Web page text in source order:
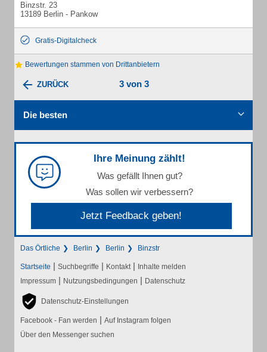
Binzstr. 23
13189 Berlin - Pankow
Gratis-Digitalcheck
Bewertungen stammen von Drittanbietern
ZURÜCK 3 von 3
Die besten
Ihre Meinung zählt!
Was gefällt Ihnen gut?
Was sollen wir verbessern?
Jetzt Feedback geben!
Das Örtliche Berlin Berlin Binzstr
Startseite | Suchbegriffe | Kontakt | Inhalte melden
Impressum | Nutzungsbedingungen | Datenschutz
Datenschutz-Einstellungen
Facebook - Fan werden | Auf Instagram folgen
Über den Messenger suchen